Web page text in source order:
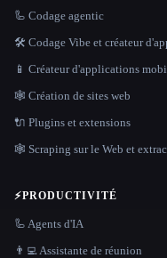
🦾 Codage agentic
🛠️ Codage Vibe et créateur
📱 Créateur d'applications
🕸 Création de sites web
🔌 Plugins et extensions
🕸️ Scraping sur le Web et
⚡PRODUCTIVITÉ
🦾 Agents d'IA
👨‍💻 Assistante de réunion